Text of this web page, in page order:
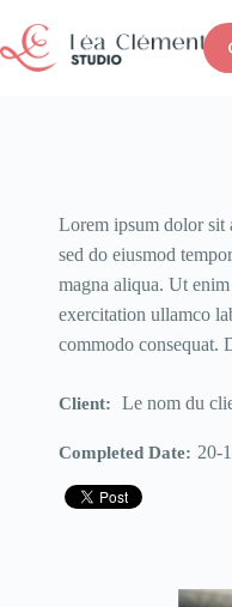
Lorem ipsum dolor sit
sed do eiusmod
magna aliqua. Ut
exercitation ullamco
commodo consequat.
Client: Le nom du
Completed Date: 20-